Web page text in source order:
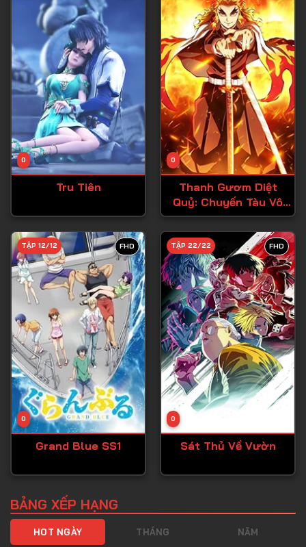
Tập 30
Tập 31
Tập 32
Tập 33
Tập 34
Tập 35
Tập 36
Tập 39
Tập 40
Tập 41
Tập 42
Tập 43
Tập 44
Tập 45
Tập 46
Tập 47
Tập 49
0
Tru Tiên
0
Thanh Gươm Diệt
Quỷ: Chuyến Tàu Vô
Tận
FHD
0
TẬP 12/12
Grand Blue SS1
FHD
0
TẬP 22/22
Sát Thủ Về Vườn
BẢNG XẾP HẠNG
HOT NGÀY THÁNG NĂM